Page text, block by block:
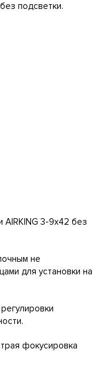
подсветки.
3-9x42 без
не
для установки на
фокусировка